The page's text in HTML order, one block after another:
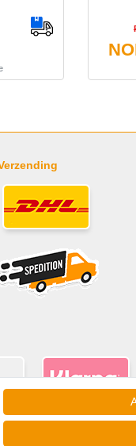
voor leveringen in Nederland!